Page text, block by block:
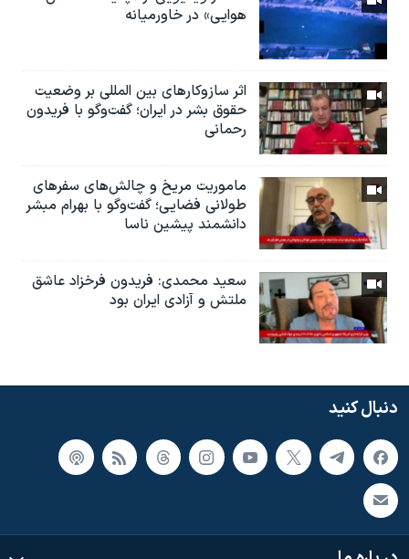
هوایی» در خاورمیانه
اثر ساز‌و‌کارهای بین المللی بر وضعیت
حقوق بشر در ایران؛ گفت‌وگو با فریدون
رحمانی
ماموریت مریخ و چالش‌های سفرهای
طولانی فضایی؛ گفت‌وگو با بهرام مبشر
دانشمند پیشین ناسا
سعید محمدی: فریدون فرخزاد عاشق
ملتش و آزادی ایران بود
دنبال کنید